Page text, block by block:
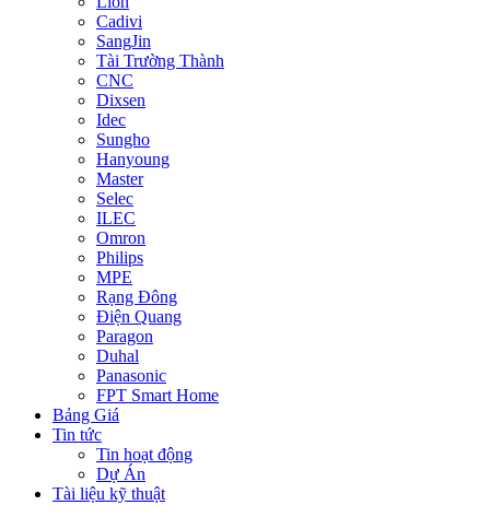
Cadivi
SangJin
Tài Trường Thành
CNC
Dixsen
Idec
Sungho
Hanyoung
Master
Selec
ILEC
Omron
Philips
MPE
Rạng Đông
Điện Quang
Paragon
Duhal
Panasonic
FPT Smart Home
Bảng Giá
Tin tức
Tin hoạt động
Dự Án
Tài liệu kỹ thuật